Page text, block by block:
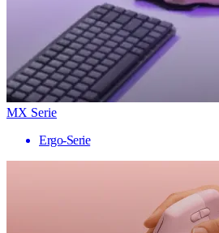
MX Serie
Ergo-Serie